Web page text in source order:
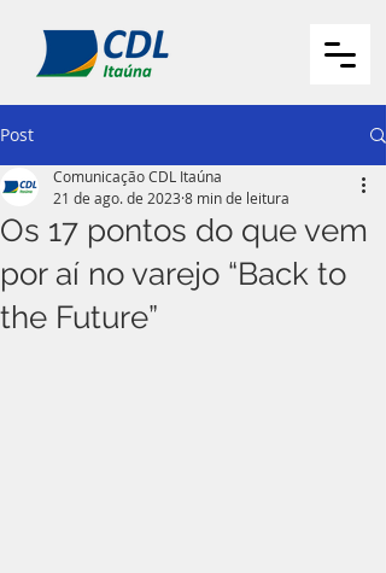
Post
Os 17 pontos do que vem
por aí no varejo “Back to
the Future”
Comunicação CDL Itaúna
21 de ago. de 2023 8 min de leitura